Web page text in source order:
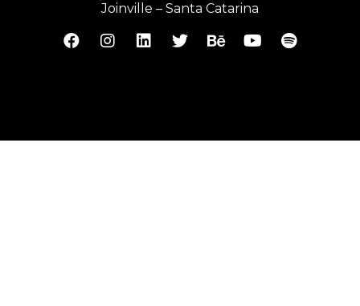
Joinville – Santa Catarina